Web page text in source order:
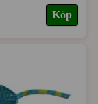
Köp